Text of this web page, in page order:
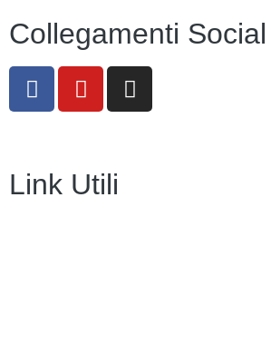
Collegamenti Social
Link Utili